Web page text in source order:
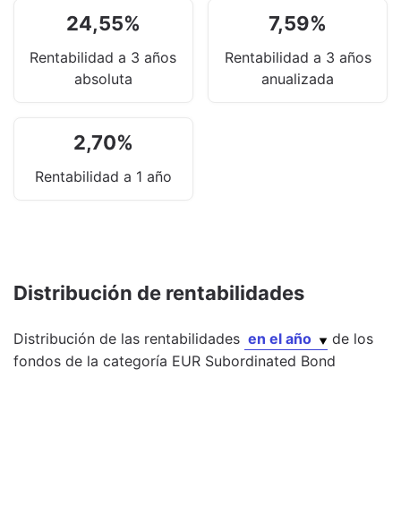
24,55%
Rentabilidad a 3 años
absoluta
7,59%
Rentabilidad a 3 años
anualizada
2,70%
Rentabilidad a 1 año
Distribución de rentabilidades
Distribución de las rentabilidades en el año
de los
fondos de la categoría EUR Subordinated Bond